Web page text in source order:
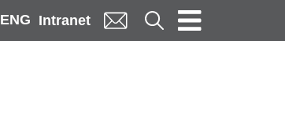
ENG Intranet Cerca